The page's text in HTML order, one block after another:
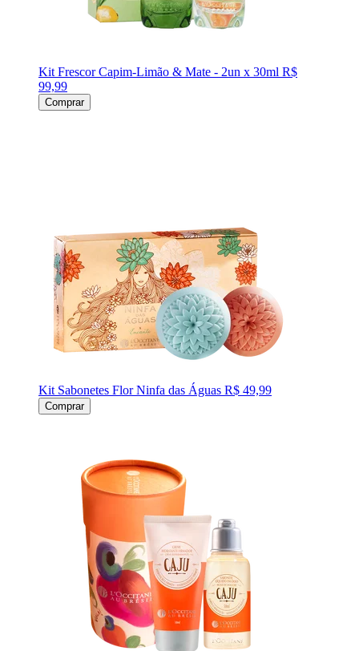
Kit Frescor Capim-Limão & Mate - 2un x 30ml R$
99,99
Comprar
Kit Sabonetes Flor Ninfa das Águas R$ 49,99
Comprar